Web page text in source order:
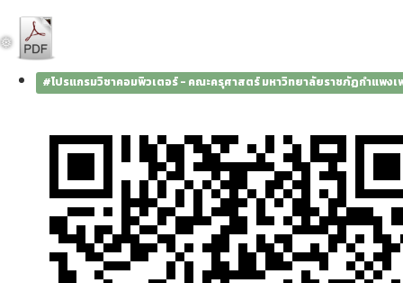
#โปรแกรมวิชาคอมพิวเตอร์ - คณะครุศาสตร์ มหาวิทยาลัยราชภัฏกำแพงเ